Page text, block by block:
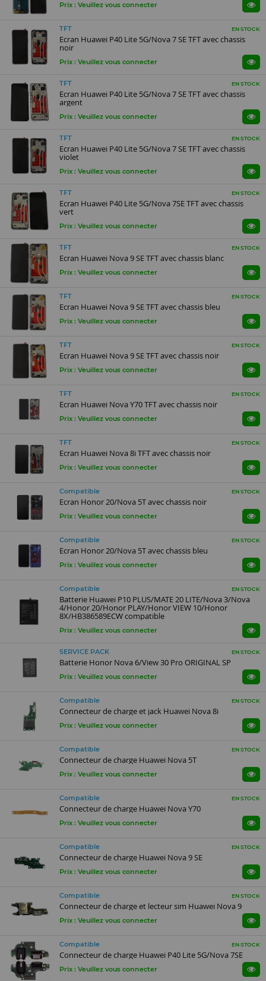
Prix : Veuillez vous connecter
TFT EN STOCK
Ecran Huawei P40 Lite 5G/Nova 7 SE TFT avec chassis
noir
Prix : Veuillez vous connecter
TFT EN STOCK
Ecran Huawei P40 Lite 5G/Nova 7 SE TFT avec chassis
argent
Prix : Veuillez vous connecter
TFT EN STOCK
Ecran Huawei P40 Lite 5G/Nova 7 SE TFT avec chassis
violet
Prix : Veuillez vous connecter
TFT EN STOCK
Ecran Huawei P40 Lite 5G/Nova 7SE TFT avec chassis
vert
Prix : Veuillez vous connecter
TFT EN STOCK
Ecran Huawei Nova 9 SE TFT avec chassis blanc
Prix : Veuillez vous connecter
TFT EN STOCK
Ecran Huawei Nova 9 SE TFT avec chassis bleu
Prix : Veuillez vous connecter
TFT EN STOCK
Ecran Huawei Nova 9 SE TFT avec chassis noir
Prix : Veuillez vous connecter
TFT EN STOCK
Ecran Huawei Nova Y70 TFT avec chassis noir
Prix : Veuillez vous connecter
TFT EN STOCK
Ecran Huawei Nova 8i TFT avec chassis noir
Prix : Veuillez vous connecter
Compatible EN STOCK
Ecran Honor 20/Nova 5T avec chassis noir
Prix : Veuillez vous connecter
Compatible EN STOCK
Ecran Honor 20/Nova 5T avec chassis bleu
Prix : Veuillez vous connecter
Compatible EN STOCK
Batterie Huawei P10 PLUS/MATE 20 LITE/Nova 3/Nova
4/Honor 20/Honor PLAY/Honor VIEW 10/Honor
8X/HB386589ECW compatible
Prix : Veuillez vous connecter
SERVICE PACK EN STOCK
Batterie Honor Nova 6/View 30 Pro ORIGINAL SP
Prix : Veuillez vous connecter
Compatible EN STOCK
Connecteur de charge et jack Huawei Nova 8i
Prix : Veuillez vous connecter
Compatible EN STOCK
Connecteur de charge Huawei Nova 5T
Prix : Veuillez vous connecter
Compatible EN STOCK
Connecteur de charge Huawei Nova Y70
Prix : Veuillez vous connecter
Compatible EN STOCK
Connecteur de charge Huawei Nova 9 SE
Prix : Veuillez vous connecter
Compatible EN STOCK
Connecteur de charge et lecteur sim Huawei Nova 9
Prix : Veuillez vous connecter
Compatible EN STOCK
Connecteur de charge Huawei P40 Lite 5G/Nova 7SE
Prix : Veuillez vous connecter